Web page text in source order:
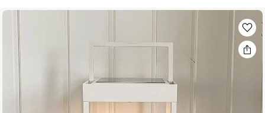
Zum
Ende
Bildgalerie
springen